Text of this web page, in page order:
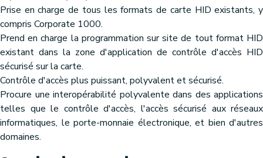
Prise en charge de tous les formats de carte HID existants, y
compris Corporate 1000.
Prend en charge la programmation sur site de tout format HID
existant dans la zone d'application de contrôle d'accès HID
sécurisé sur la carte.
Contrôle d'accès plus puissant, polyvalent et sécurisé.
Procure une interopérabilité polyvalente dans des applications
telles que le contrôle d'accès, l'accès sécurisé aux réseaux
informatiques, le porte-monnaie électronique, et bien d'autres
domaines.